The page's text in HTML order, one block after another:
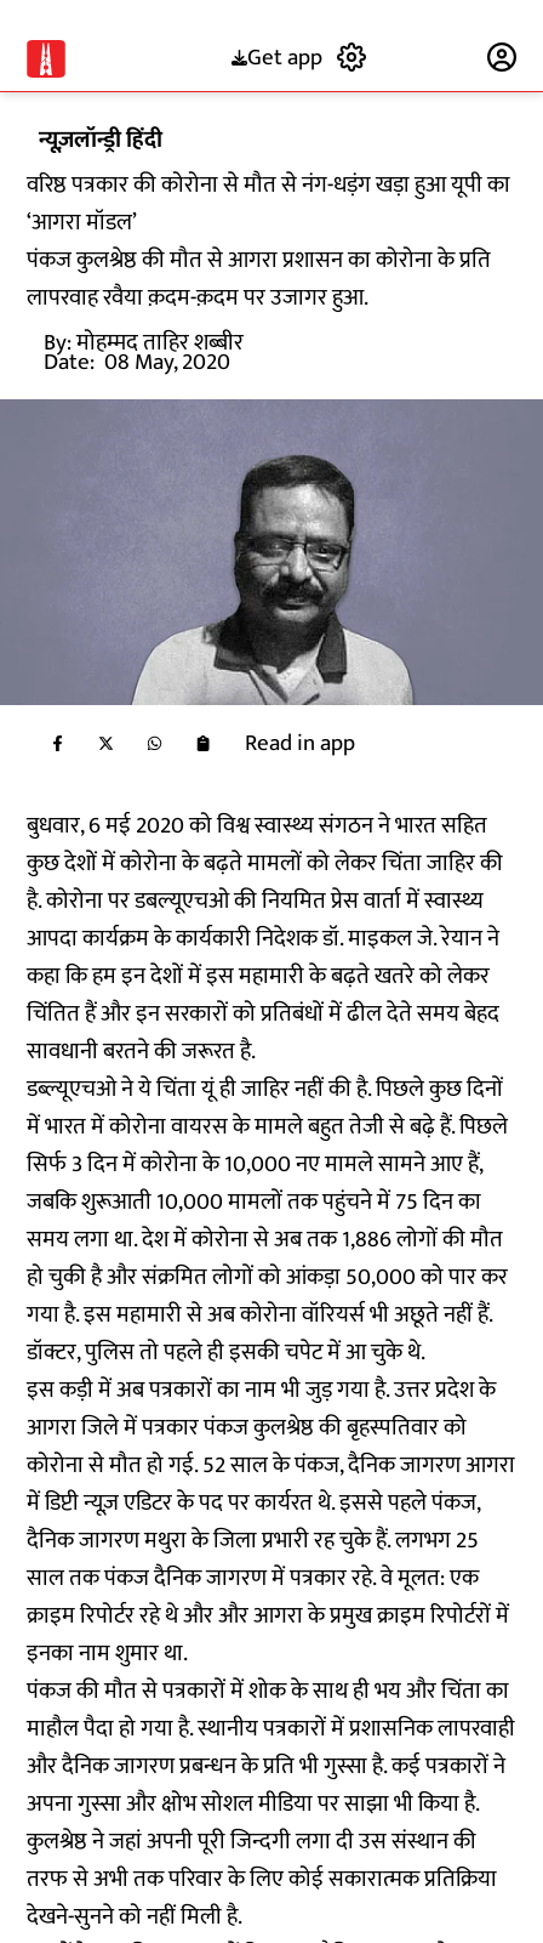
Get app
न्यूज़लॉन्ड्री हिंदी
वरिष्ठ पत्रकार की कोरोना से मौत से नंग-धड़ंग खड़ा हुआ यूपी का
‘आगरा मॉडल’
पंकज कुलश्रेष्ठ की मौत से आगरा प्रशासन का कोरोना के प्रति
लापरवाह रवैया क़दम-क़दम पर उजागर हुआ.
By:मोहम्मद ताहिर शब्बीर
Date: 08 May, 2020
Read in app
बुधवार, 6 मई 2020 को विश्व स्वास्थ्य संगठन ने भारत सहित
कुछ देशों में कोरोना के बढ़ते मामलों को लेकर चिंता जाहिर की
है. कोरोना पर डबल्यूएचओ की नियमित प्रेस वार्ता में स्वास्थ्य
आपदा कार्यक्रम के कार्यकारी निदेशक डॉ. माइकल जे. रेयान ने
कहा कि हम इन देशों में इस महामारी के बढ़ते खतरे को लेकर
चिंतित हैं और इन सरकारों को प्रतिबंधों में ढील देते समय बेहद
सावधानी बरतने की जरूरत है.
डब्ल्यूएचओ ने ये चिंता यूं ही जाहिर नहीं की है. पिछले कुछ दिनों
में भारत में कोरोना वायरस के मामले बहुत तेजी से बढ़े हैं. पिछले
सिर्फ 3 दिन में कोरोना के 10,000 नए मामले सामने आए हैं,
जबकि शुरूआती 10,000 मामलों तक पहुंचने में 75 दिन का
समय लगा था. देश में कोरोना से अब तक 1,886 लोगों की मौत
हो चुकी है और संक्रमित लोगों को आंकड़ा 50,000 को पार कर
गया है. इस महामारी से अब कोरोना वॉरियर्स भी अछूते नहीं हैं.
डॉक्टर, पुलिस तो पहले ही इसकी चपेट में आ चुके थे.
इस कड़ी में अब पत्रकारों का नाम भी जुड़ गया है. उत्तर प्रदेश के
आगरा जिले में पत्रकार पंकज कुलश्रेष्ठ की बृहस्पतिवार को
कोरोना से मौत हो गई. 52 साल के पंकज, दैनिक जागरण आगरा
में डिप्टी न्यूज़ एडिटर के पद पर कार्यरत थे. इससे पहले पंकज,
दैनिक जागरण मथुरा के जिला प्रभारी रह चुके हैं. लगभग 25
साल तक पंकज दैनिक जागरण में पत्रकार रहे. वे मूलत: एक
क्राइम रिपोर्टर रहे थे और और आगरा के प्रमुख क्राइम रिपोर्टरों में
इनका नाम शुमार था.
पंकज की मौत से पत्रकारों में शोक के साथ ही भय और चिंता का
माहौल पैदा हो गया है. स्थानीय पत्रकारों में प्रशासनिक लापरवाही
और दैनिक जागरण प्रबन्धन के प्रति भी गुस्सा है. कई पत्रकारों ने
अपना गुस्सा और क्षोभ सोशल मीडिया पर साझा भी किया है.
कुलश्रेष्ठ ने जहां अपनी पूरी जिन्दगी लगा दी उस संस्थान की
तरफ से अभी तक परिवार के लिए कोई सकारात्मक प्रतिक्रिया
देखने-सुनने को नहीं मिली है.